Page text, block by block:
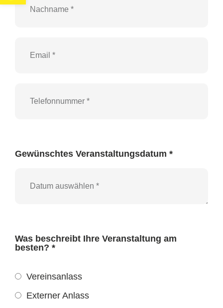
Gewünschtes Veranstaltungsdatum *
Was beschreibt Ihre Veranstaltung am
besten? *
Vereinsanlass
Externer Anlass